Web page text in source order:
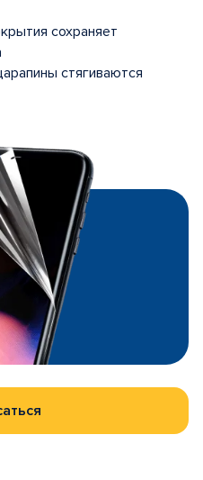
сохраняет
стягиваются